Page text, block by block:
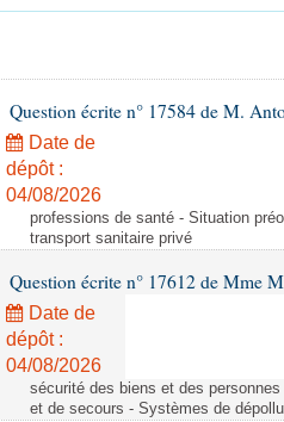
Question écrite n° 17584 de M.
Date de
dépôt :
04/08/2026
professions de santé - Situation
transport sanitaire privé
Question écrite n° 17612 de Mme
Date de
dépôt :
04/08/2026
sécurité des biens et des
et de secours - Systèmes de